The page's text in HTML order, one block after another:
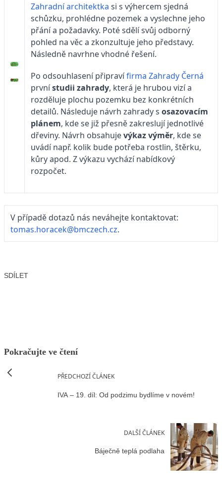
Zahradní architektka si s výhercem sjedná
schůzku, prohlédne pozemek a vyslechne jeho
přání a požadavky. Poté sdělí svůj odborný
pohled na věc a zkonzultuje jeho představy.
Následně navrhne vhodné řešení.
Po odsouhlasení připravífirma Zahrady Černá
prvnístudii zahrady, která je hrubou vizí a
rozděluje plochu pozemku bez konkrétních
detailů. Následuje návrh zahrady s osazovacím
plánem, kde se již přesně zakreslují jednotlivé
dřeviny. Návrh obsahujevýkaz výměr, kde se
uvádí např. kolik bude potřeba rostlin, štěrku,
kůry apod. Z výkazu vychází nabídkový
rozpočet.
V případě dotazů nás neváhejte kontaktovat:
tomas.horacek@bmczech.cz.
SDÍLET
Pokračujte ve čtení
PŘEDCHOZÍ ČLÁNEK
IVA – 19. díl: Od podzimu bydlíme v novém!
DALŠÍ ČLÁNEK
Báječně teplá podlaha